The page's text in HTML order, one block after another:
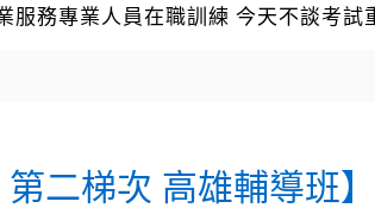
服務專業人員在職訓練 今天不談考
第二梯次 高雄輔導班